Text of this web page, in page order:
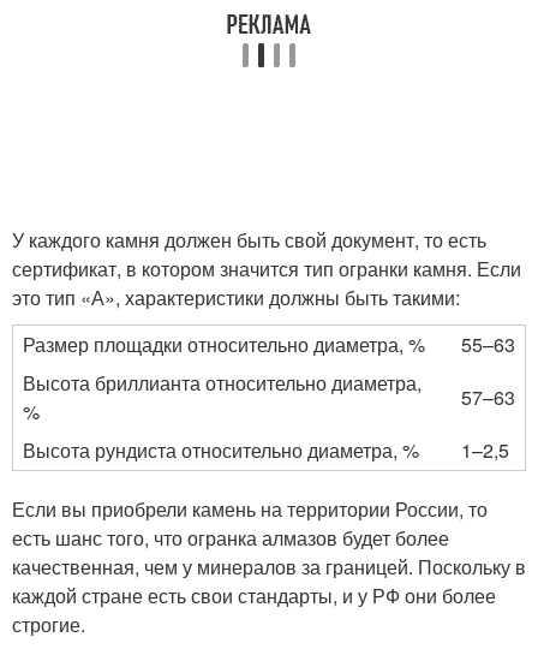
У каждого камня должен быть свой документ, то есть
сертификат, в котором значится тип огранки камня. Если
это тип «А», характеристики должны быть такими:
Размер площадки относительно диаметра, %
55–63
Высота бриллианта относительно диаметра,
%
57–63
Высота рундиста относительно диаметра, %
1–2,5
Если вы приобрели камень на территории России, то
есть шанс того, что огранка алмазов будет более
качественная, чем у минералов за границей. Поскольку в
каждой стране есть свои стандарты, и у РФ они более
строгие.